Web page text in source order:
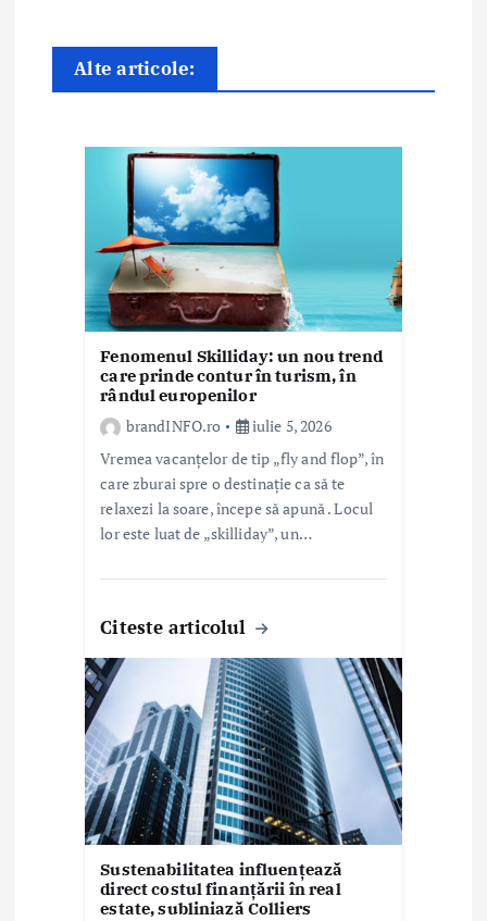
n
a
Alte articole:
Fenomenul Skilliday: un nou trend
care prinde contur în turism, în
rândul europenilor
brandINFO.ro
iulie 5, 2026
Vremea vacanțelor de tip „fly and flop”, în
care zburai spre o destinație ca să te
relaxezi la soare, începe să apună . Locul
lor este luat de „skilliday”, un…
Citeste articolul
Sustenabilitatea influențează
direct costul finanțării în real
estate, subliniază Colliers